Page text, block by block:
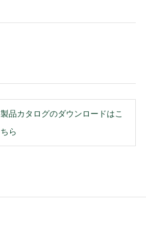
製品カタログのダウンロードはこ
ちら